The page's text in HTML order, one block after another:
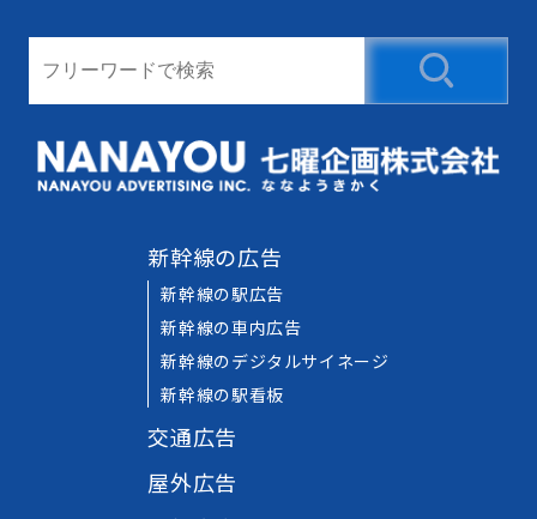
新幹線の広告
新幹線の駅広告
新幹線の車内広告
新幹線のデジタルサイネージ
新幹線の駅看板
交通広告
屋外広告